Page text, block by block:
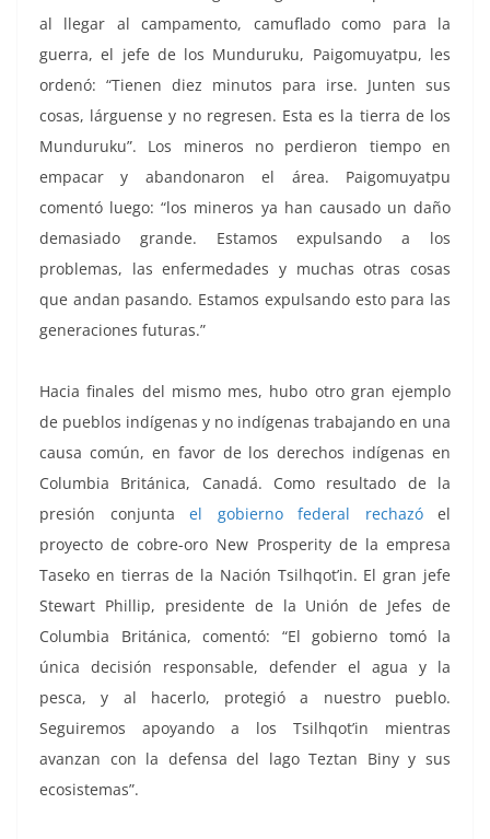
al llegar al campamento, camuflado como para la
guerra, el jefe de los Munduruku, Paigomuyatpu, les
ordenó: “Tienen diez minutos para irse. Junten sus
cosas, lárguense y no regresen. Esta es la tierra de los
Munduruku”. Los mineros no perdieron tiempo en
empacar y abandonaron el área. Paigomuyatpu
comentó luego: “los mineros ya han causado un daño
demasiado grande. Estamos expulsando a los
problemas, las enfermedades y muchas otras cosas
que andan pasando. Estamos expulsando esto para las
generaciones futuras.”
Hacia finales del mismo mes, hubo otro gran ejemplo
de pueblos indígenas y no indígenas trabajando en una
causa común, en favor de los derechos indígenas en
Columbia Británica, Canadá. Como resultado de la
presión conjunta el gobierno federal rechazóel
proyecto de cobre-oro New Prosperity de la empresa
Taseko en tierras de la Nación Tsilhqot’in. El gran jefe
Stewart Phillip, presidente de la Unión de Jefes de
Columbia Británica, comentó: “El gobierno tomó la
única decisión responsable, defender el agua y la
pesca, y al hacerlo, protegió a nuestro pueblo.
Seguiremos apoyando a los Tsilhqot’in mientras
avanzan con la defensa del lago Teztan Biny y sus
ecosistemas”.